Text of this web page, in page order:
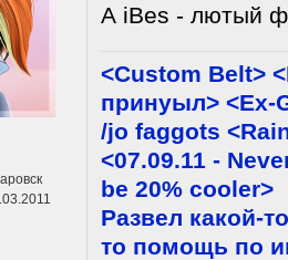
А iBes - лютый
<Custom Belt>
принуыл> <Ex-
/jo faggots
<07.09.11 -
be 20% cooler>
Развел какой-
то помощь по